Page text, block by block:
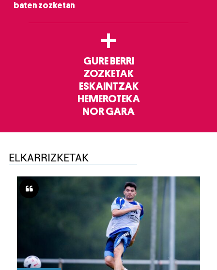
baten zozketan
+
GURE BERRI
ZOZKETAK
ESKAINTZAK
HEMEROTEKA
NOR GARA
ELKARRIZKETAK